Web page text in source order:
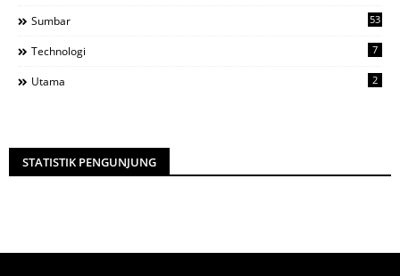
Sumbar 53
Technologi 7
Utama 2
STATISTIK PENGUNJUNG